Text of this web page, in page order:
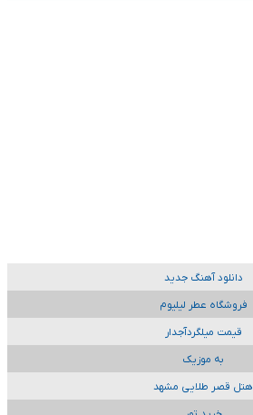
دانلود آهنگ جدید
فروشگاه عطر لیلیوم
قیمت میلگردآجدار
به موزیک
هتل قصر طلایی مشهد